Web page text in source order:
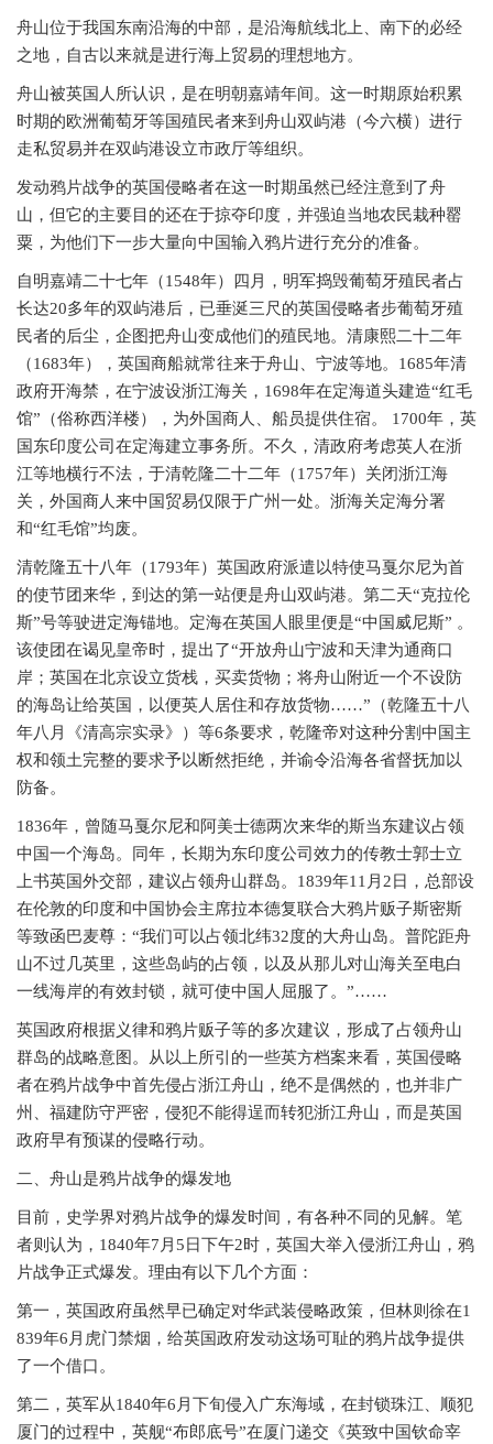
舟山位于我国东南沿海的中部，是沿海航线北上、南下的必经
之地，自古以来就是进行海上贸易的理想地方。
舟山被英国人所认识，是在明朝嘉靖年间。这一时期原始积累
时期的欧洲葡萄牙等国殖民者来到舟山双屿港（今六横）进行
走私贸易并在双屿港设立市政厅等组织。
发动鸦片战争的英国侵略者在这一时期虽然已经注意到了舟
山，但它的主要目的还在于掠夺印度，并强迫当地农民栽种罂
粟，为他们下一步大量向中国输入鸦片进行充分的准备。
自明嘉靖二十七年（1548年）四月，明军捣毁葡萄牙殖民者占
长达20多年的双屿港后，已垂涎三尺的英国侵略者步葡萄牙殖
民者的后尘，企图把舟山变成他们的殖民地。清康熙二十二年
（1683年），英国商船就常往来于舟山、宁波等地。1685年清
政府开海禁，在宁波设浙江海关，1698年在定海道头建造“红毛
馆”（俗称西洋楼），为外国商人、船员提供住宿。 1700年，英
国东印度公司在定海建立事务所。不久，清政府考虑英人在浙
江等地横行不法，于清乾隆二十二年（1757年）关闭浙江海
关，外国商人来中国贸易仅限于广州一处。浙海关定海分署
和“红毛馆”均废。
清乾隆五十八年（1793年）英国政府派遣以特使马戛尔尼为首
的使节团来华，到达的第一站便是舟山双屿港。第二天“克拉伦
斯”号等驶进定海锚地。定海在英国人眼里便是“中国威尼斯” 。
该使团在谒见皇帝时，提出了“开放舟山宁波和天津为通商口
岸；英国在北京设立货栈，买卖货物；将舟山附近一个不设防
的海岛让给英国，以便英人居住和存放货物……”（乾隆五十八
年八月《清高宗实录》）等6条要求，乾隆帝对这种分割中国主
权和领土完整的要求予以断然拒绝，并谕令沿海各省督抚加以
防备。
1836年，曾随马戛尔尼和阿美士德两次来华的斯当东建议占领
中国一个海岛。同年，长期为东印度公司效力的传教士郭士立
上书英国外交部，建议占领舟山群岛。1839年11月2日，总部设
在伦敦的印度和中国协会主席拉本德复联合大鸦片贩子斯密斯
等致函巴麦尊：“我们可以占领北纬32度的大舟山岛。普陀距舟
山不过几英里，这些岛屿的占领，以及从那儿对山海关至电白
一线海岸的有效封锁，就可使中国人屈服了。”……
英国政府根据义律和鸦片贩子等的多次建议，形成了占领舟山
群岛的战略意图。从以上所引的一些英方档案来看，英国侵略
者在鸦片战争中首先侵占浙江舟山，绝不是偶然的，也并非广
州、福建防守严密，侵犯不能得逞而转犯浙江舟山，而是英国
政府早有预谋的侵略行动。
二、舟山是鸦片战争的爆发地
目前，史学界对鸦片战争的爆发时间，有各种不同的见解。笔
者则认为， 1840年7月5日下午2时，英国大举入侵浙江舟山，鸦
片战争正式爆发。理由有以下几个方面：
第一，英国政府虽然早已确定对华武装侵略政策，但林则徐在1
839年6月虎门禁烟，给英国政府发动这场可耻的鸦片战争提供
了一个借口。
第二，英军从1840年6月下旬侵入广东海域，在封锁珠江、顺犯
厦门的过程中，英舰“布郎底号”在厦门递交《英致中国钦命宰